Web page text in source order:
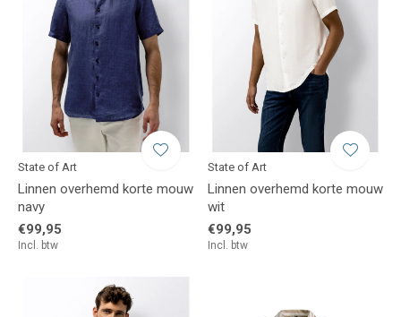
State of Art
Linnen overhemd korte mouw
navy
€99,95
Incl. btw
State of Art
Linnen overhemd korte mouw
wit
€99,95
Incl. btw